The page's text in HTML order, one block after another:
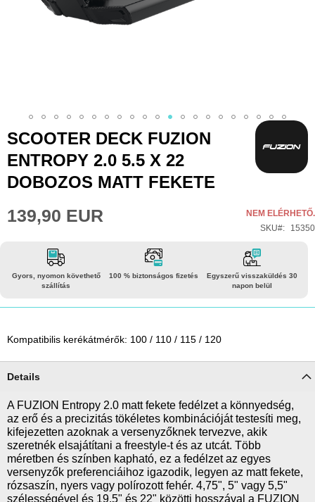
Ugrás
képgaléria
elejére
SCOOTER DECK FUZION
ENTROPY 2.0 5.5 X 22
DOBOZOS MATT FEKETE
139,90 EUR
NEM ELÉRHETŐ.
SKU
15350
Gyors, nyomon követhető
szállítás
100 % biztonságos fizetés
Egyszerű visszaküldés 30
napon belül
Kompatibilis kerékátmérők: 100 / 110 / 115 / 120
Details
A FUZION Entropy 2.0 matt fekete fedélzet a könnyedség,
az erő és a precizitás tökéletes kombinációját testesíti meg,
kifejezetten azoknak a versenyzőknek tervezve, akik
szeretnék elsajátítani a freestyle-t és az utcát. Több
méretben és színben kapható, ez a fedélzet az egyes
versenyzők preferenciáihoz igazodik, legyen az matt fekete,
rózsaszín, nyers vagy polírozott fehér. 4,75", 5" vagy 5,5"
szélességével és 19,5" és 22" közötti hosszával a FUZION